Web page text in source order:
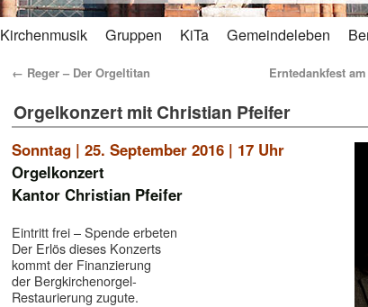
Kirchenmusik Gruppen KiTa Gemeindeleben
← Reger – Der Orgeltitan Erntedankfest
Orgelkonzert mit Christian Pfeifer
Sonntag | 25. September 2016 | 17 Uhr
Orgelkonzert
Kantor Christian Pfeifer
Eintritt frei – Spende erbeten
Der Erlös dieses Konzerts
kommt der Finanzierung
der Bergkirchenorgel-
Restaurierung zugute.